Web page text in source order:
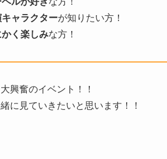
キャラクターが知りたい方！
かく楽しみな方！
興奮のイベント！！
に見ていきたいと思います！！